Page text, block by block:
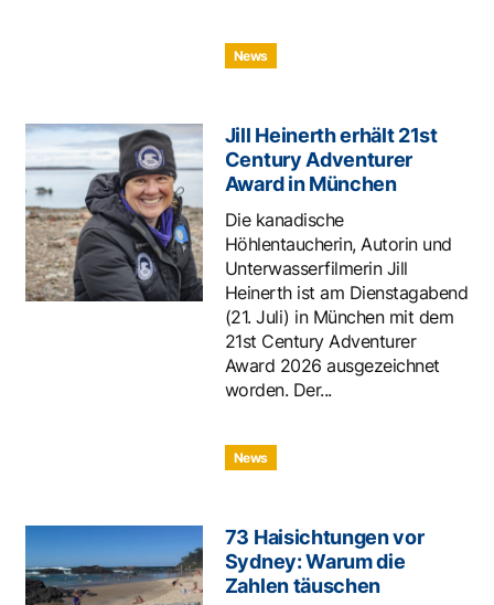
News
Jill Heinerth erhält 21st
Century Adventurer
Award in München
Die kanadische
Höhlentaucherin, Autorin und
Unterwasserfilmerin Jill
Heinerth ist am Dienstagabend
(21. Juli) in München mit dem
21st Century Adventurer
Award 2026 ausgezeichnet
worden. Der...
News
73 Haisichtungen vor
Sydney: Warum die
Zahlen täuschen